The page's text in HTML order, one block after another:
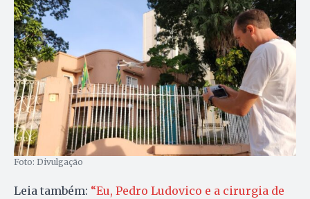
Foto: Divulgação
Leia também: “Eu, Pedro Ludovico e a cirurgia de